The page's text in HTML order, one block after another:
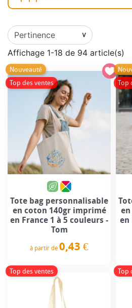
Affichage 1-18 de 94 article(s)
Nouveauté
Top des ventes
Tote bag personnalisable
en coton 140gr imprimé
en France 1 à 5 couleurs -
Tom
à partir de 0,43 €
Top
en
Top des ventes Top